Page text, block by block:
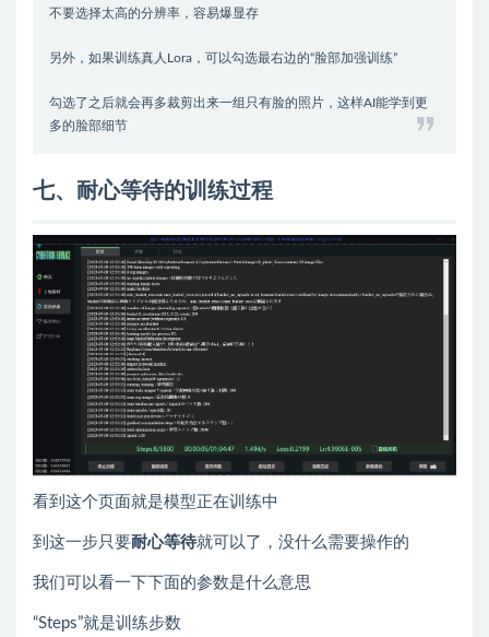
不要选择太高的分辨率，容易爆显存
另外，如果训练真人Lora，可以勾选最右边的“脸部加强训练”
勾选了之后就会再多裁剪出来一组只有脸的照片，这样AI能学到更
多的脸部细节
七、耐心等待的训练过程
看到这个页面就是模型正在训练中
到这一步只要耐心等待就可以了，没什么需要操作的
我们可以看一下下面的参数是什么意思
“Steps”就是训练步数